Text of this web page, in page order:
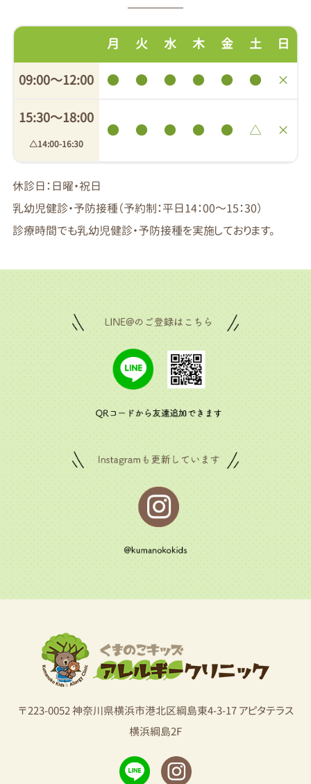
月 火 水 木 金 土 日
09:00〜12:00 ● ● ● ● ● ● ×
15:30〜18:00
△14:00-16:30
● ● ● ● ● △ ×
休診日：日曜・祝日
乳幼児健診・予防接種（予約制：平日14：00～15：30）
診療時間でも乳幼児健診・予防接種を実施しております。
〒223-0052 神奈川県横浜市港北区綱島東4-3-17 アピタテラス
横浜綱島2F